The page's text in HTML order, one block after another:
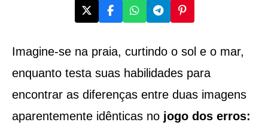
Imagine-se na praia, curtindo o sol e o mar,
enquanto testa suas habilidades para
encontrar as diferenças entre duas imagens
aparentemente idênticas no jogo dos erros: